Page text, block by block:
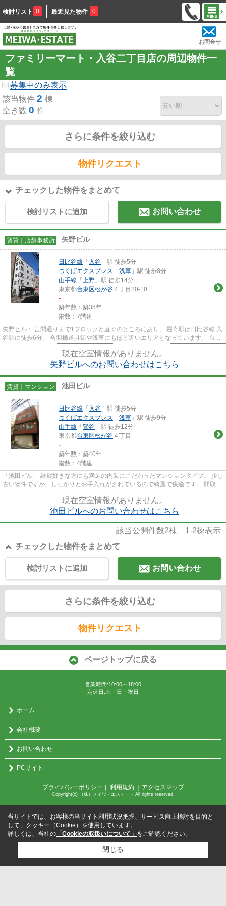
検討リスト 0 最近見た物件 0
お問合せ
ファミリーマート・入谷二丁目店の周辺物件一
覧
募集中のみ表示
該当物件 2 棟
空き数 0 件
さらに条件を絞り込む
物件リクエスト
チェックした物件をまとめて
検討リストに追加 お問い合わせ
賃貸｜店舗事務所 矢野ビル
日比谷線 「 入谷 」駅 徒歩5分
つくばエクスプレス 「 浅草 」駅 徒歩8分
山手線 「 上野 」駅 徒歩14分
東京都台東区松が谷 ４丁目20-10
-
築年数：築35年
階数：7階建
矢野ビル： 言問通りまで1ブロックと直ぐのところにあり、 最寄駅は日比谷線 入
谷駅に徒歩6分。 合羽橋道具街や浅草にもほど近いエリアとなっています。 台東
現在空室情報がありません。
矢野ビルへのお問い合わせはこちら
賃貸｜マンション 池田ビル
日比谷線 「 入谷 」駅 徒歩5分
つくばエクスプレス 「 浅草 」駅 徒歩9分
山手線 「 鶯谷 」駅 徒歩12分
東京都台東区松が谷 ４丁目
-
築年数：築40年
階数：4階建
「池田ビル」 綺麗好きな方にも満足の内装にこだわったマンションタイプ。 少し
古い物件ですが、しっかりとお手入れがされているので綺麗で快適です。 間取は
現在空室情報がありません。
池田ビルへのお問い合わせはこちら
該当公開件数2棟 1-2棟表示
チェックした物件をまとめて
お問い合わせ
検討リストに追加
さらに条件を絞り込む
物件リクエスト
ページトップに戻る
営業時間:10:00～18:00
定休日:土・日・祝日
ホーム
会社概要
お問い合わせ
PCサイト
プライバシーポリシー ｜ 利用規約 ｜アクセスマップ
Copyright(c) （株）メイワ・エステート All rights reserved.
当サイトでは、お客様の当サイト利用状況把握、サービス向上検討を目的と
して、クッキー（Cookie）を使用しています。
詳しくは、当社の 「Cookieの取扱いについて」 をご確認ください。
閉じる